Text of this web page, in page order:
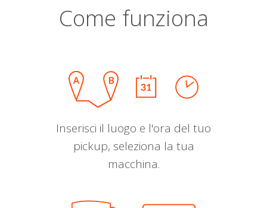
Come funziona
Inserisci il luogo e l'ora del tuo
pickup, seleziona la tua
macchina.